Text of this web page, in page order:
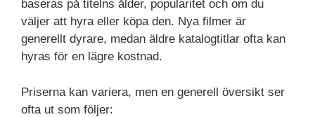
baseras på titelns ålder, popularitet och om du
väljer att hyra eller köpa den. Nya filmer är
generellt dyrare, medan äldre katalogtitlar ofta kan
hyras för en lägre kostnad.
Priserna kan variera, men en generell översikt ser
ofta ut som följer: